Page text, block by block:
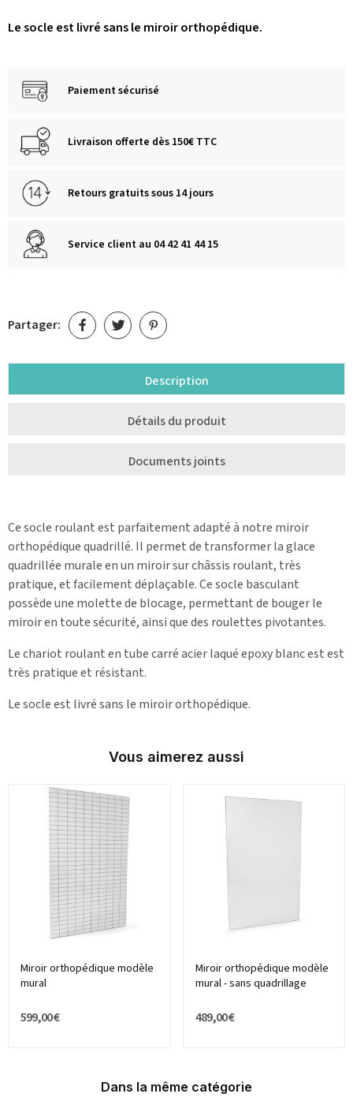
Le socle estlivré sans le miroir orthopédique.
Paiement sécurisé
Livraison offerte dès 150€ TTC
Retours gratuits sous 14 jours
Service client au 04 42 41 44 15
Partager:
Description
Détails du produit
Documents joints
Ce socle roulant est parfaitement adapté à notre miroir
orthopédique quadrillé. Il permet de transformer la glace
quadrillée murale en un miroir sur châssis roulant, très
pratique, et facilement déplaçable. Ce socle basculant
possède une molette de blocage, permettant de bouger le
miroir en toute sécurité, ainsi que des roulettes pivotantes.
Le chariot roulant en tube carré acier laqué epoxy blanc est est
très pratique et résistant.
Le socle est livré sans le miroir orthopédique.
Vous aimerez aussi
Miroir orthopédique modèle
mural
599,00 €
Miroir orthopédique modèle
mural - sans quadrillage
489,00 €
Dans la même catégorie